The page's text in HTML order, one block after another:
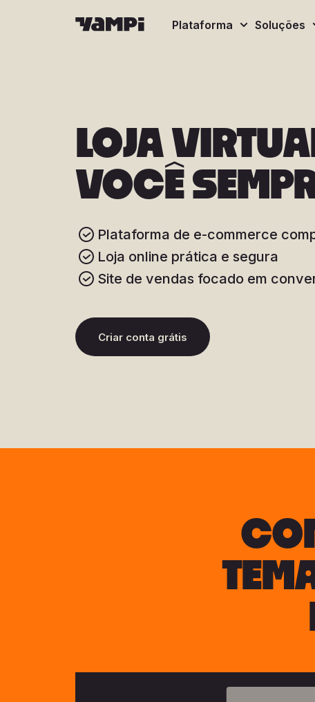
Plataforma Soluções
LOJA
VOCÊ
Plataforma de e-commerce
Loja online prática e segura
Site de vendas focado em
Criar conta grátis